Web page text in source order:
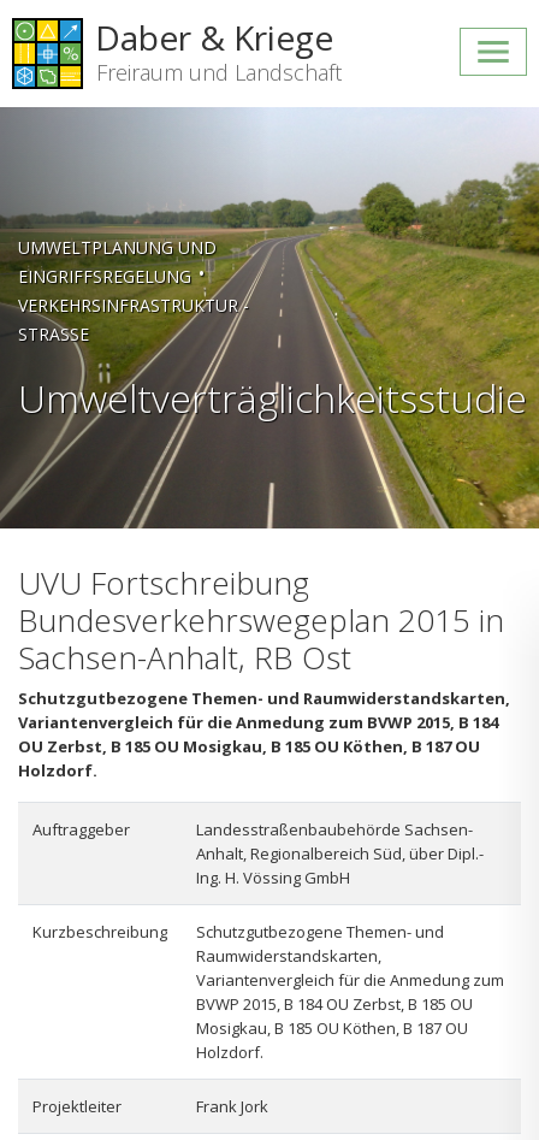
Daber & Kriege
Freiraum und Landschaft
UMWELTPLANUNG UND
EINGRIFFSREGELUNG•
VERKEHRSINFRASTRUKTUR -
STRASSE
Umweltverträglichkeitsstudie
UVU Fortschreibung
Bundesverkehrswegeplan 2015 in
Sachsen-Anhalt, RB Ost
Schutzgutbezogene Themen- und Raumwiderstandskarten,
Variantenvergleich für die Anmedung zum BVWP 2015, B 184
OU Zerbst, B 185 OU Mosigkau, B 185 OU Köthen, B 187 OU
Holzdorf.
Auftraggeber
Landesstraßenbaubehörde Sachsen-
Anhalt, Regionalbereich Süd, über Dipl.-
Ing. H. Vössing GmbH
Kurzbeschreibung
Schutzgutbezogene Themen- und
Raumwiderstandskarten,
Variantenvergleich für die Anmedung zum
BVWP 2015, B 184 OU Zerbst, B 185 OU
Mosigkau, B 185 OU Köthen, B 187 OU
Holzdorf.
Projektleiter Frank Jork